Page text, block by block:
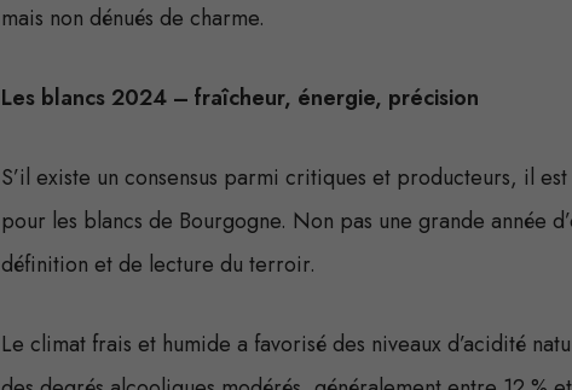
mais non dénués de charme.
Les blancs 2024 – fraîcheur, énergie, précision
S’il existe un consensus parmi critiques et producteurs, il
pour les blancs de Bourgogne. Non pas une grande année
définition et de lecture du terroir.
Le climat frais et humide a favorisé des niveaux d’acidité